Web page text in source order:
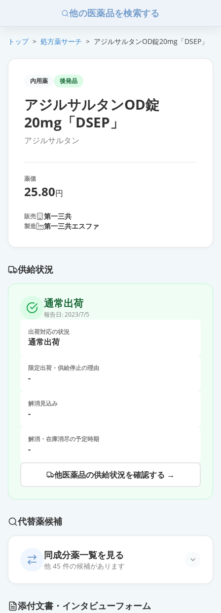
他の医薬品を検索する
トップ > 処方薬サーチ > アジルサルタンOD錠20mg「DSEP」
内用薬 後発品
アジルサルタンOD錠
20mg「DSEP」
アジルサルタン
薬価
25.80円
販売 第一三共
製造 第一三共エスファ
供給状況
通常出荷
報告日: 2023/7/5
出荷対応の状況
通常出荷
限定出荷・供給停止の理由
-
解消見込み
-
解消・在庫消尽の予定時期
-
他医薬品の供給状況を確認する →
代替薬候補
同成分薬一覧を見る
他 45 件の候補があります
薬価 25.80 円
添付文書・インタビューフォーム